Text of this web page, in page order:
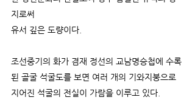
지로써
유서 깊은 도량이다.
조선중기의 화가 겸재 정선의 교남명승첩에 수록
된 골굴 석굴도를 보면 여러 개의 기와지붕으로
지어진 석굴의 전실이 가람을 이루고 있다.